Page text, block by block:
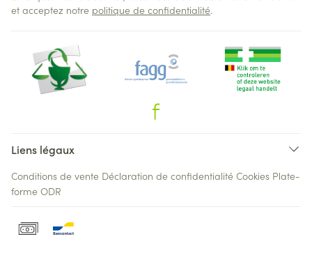
et acceptez notre politique de confidentialité.
Liens légaux
Conditions de vente Déclaration de confidentialité Cookies Plate-
forme ODR